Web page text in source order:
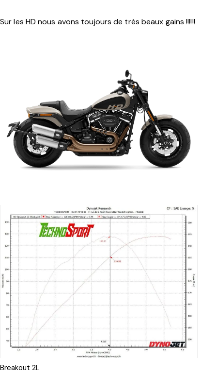
Sur les HD nous avons toujours de très beaux gains !!!!!!
Breakout 2L